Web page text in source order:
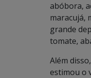
abóbora,
maracujá,
grande
tomate,
Além
estimou o